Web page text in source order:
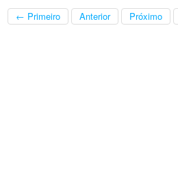
← Primeiro Anterior Próximo